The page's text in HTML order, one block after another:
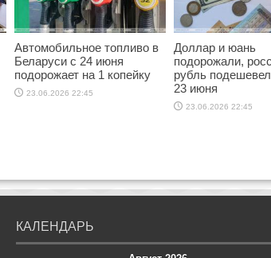
Автомобильное топливо в
Беларуси с 24 июня
подорожает на 1 копейку
23.06.2026 22:45
Доллар и юань
подорожали,
рубль подешевел
23 июня
23.06.2026 22:45
КАЛЕНДАРЬ